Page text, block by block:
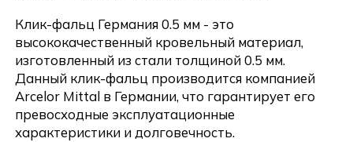
Клик-фальц Германия 0.5 мм - это
высококачественный кровельный материал,
изготовленный из стали толщиной 0.5 мм.
Данный клик-фальц производится компанией
Arcelor Mittal в Германии, что гарантирует его
превосходные эксплуатационные
характеристики и долговечность.